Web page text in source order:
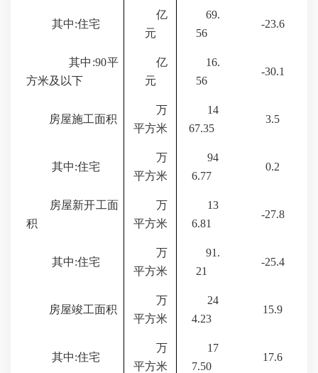
其中:住宅
亿
元
69.
56
-23.6
其中:90平
方米及以下
亿
元
16.
56
-30.1
房屋施工面积
万
平方米
14
67.35
3.5
其中:住宅
万
平方米
94
6.77
0.2
房屋新开工面
积
万
平方米
13
6.81
-27.8
其中:住宅
万
平方米
91.
21
-25.4
房屋竣工面积
万
平方米
24
4.23
15.9
其中:住宅
万
平方米
17
7.50
17.6